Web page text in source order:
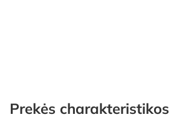
Prekės charakteristikos